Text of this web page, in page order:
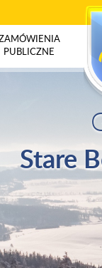
PUBLICZNE
Stare